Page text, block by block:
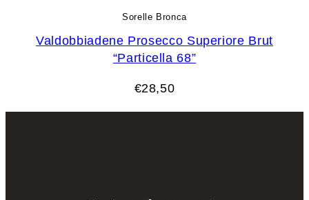
Sorelle Bronca
Valdobbiadene Prosecco Superiore Brut
“Particella 68”
€28,50